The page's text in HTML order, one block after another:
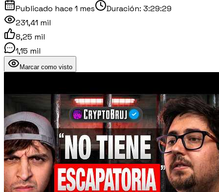
Publicado hace 1 mes Duración: 3:29:29
231,41 mil
8,25 mil
1,15 mil
Marcar como visto